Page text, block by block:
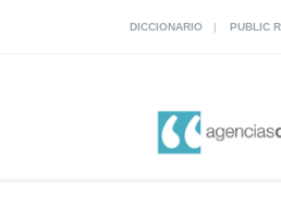
DICCIONARIO PUBLIC